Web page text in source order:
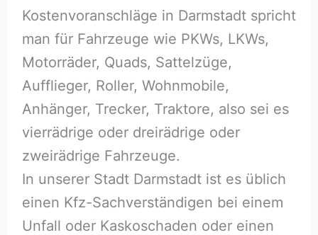
Kostenvoranschläge in Darmstadt spricht
man für Fahrzeuge wie PKWs, LKWs,
Motorräder, Quads, Sattelzüge,
Aufflieger, Roller, Wohnmobile,
Anhänger, Trecker, Traktore, also sei es
vierrädrige oder dreirädrige oder
zweirädrige Fahrzeuge.
In unserer Stadt Darmstadt ist es üblich
einen Kfz-Sachverständigen bei einem
Unfall oder Kaskoschaden oder einen